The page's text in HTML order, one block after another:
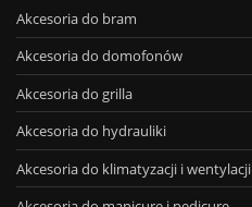
Akcesoria do bram
Akcesoria do domofonów
Akcesoria do grilla
Akcesoria do hydrauliki
Akcesoria do klimatyzacji i wentylacji